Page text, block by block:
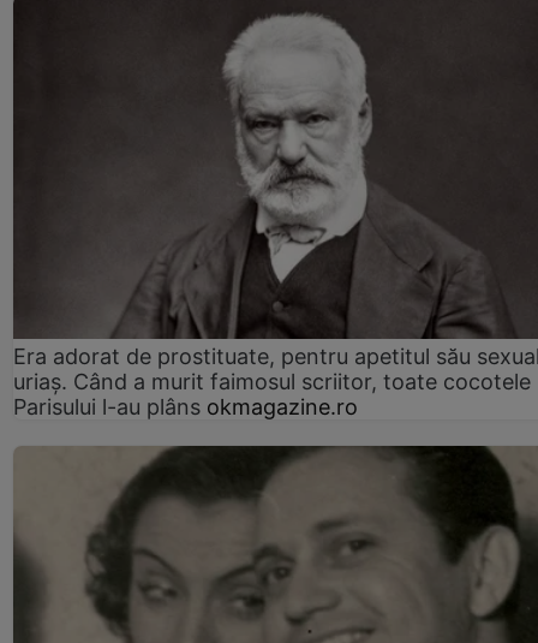
Era adorat de prostituate, pentru apetitul său
uriaș. Când a murit faimosul scriitor, toate cocotele
Parisului l-au plâns okmagazine.ro